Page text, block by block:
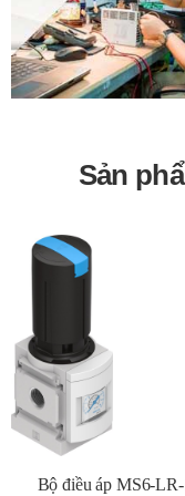
thống công
Bảo hành 12 tháng
Sản
Bộ điều áp MS6-